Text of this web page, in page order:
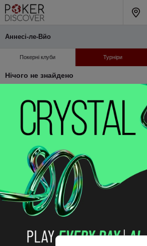
Аннесі-ле-Вйо
Покерні клуби Турніри
Нічого не знайдено
Навігація
Каталог клубів
Контакти
Сообщить
Privacy
Слідкуйте за нами
© 2012-2026 PokerDiscover.com. Всі права захищені.
PokerDiscover.com не є організатором ігор. Сайт
інформаційних цілей. 18+